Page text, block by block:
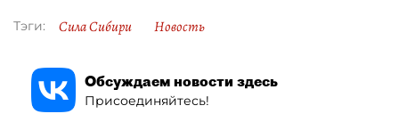
Тэги: Сила Сибири Новость
Обсуждаем новости здесь
Присоединяйтесь!